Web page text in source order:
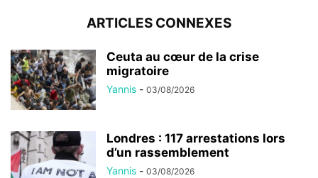
ARTICLES CONNEXES
Ceuta au cœur de la crise
migratoire
Yannis - 03/08/2026
Londres : 117 arrestations lors
d’un rassemblement
Yannis - 03/08/2026